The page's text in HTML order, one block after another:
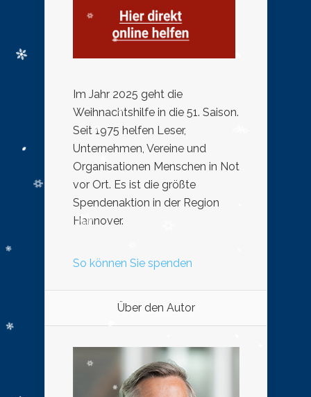
Im Jahr 2025 geht die
Weihnachtshilfe in die 51. Saison.
Seit 1975 helfen Leser,
Unternehmen, Vereine und
Organisationen Menschen in Not
vor Ort. Es ist die größte
Spendenaktion in der Region
Hannover.
So können Sie spenden
Über den Autor